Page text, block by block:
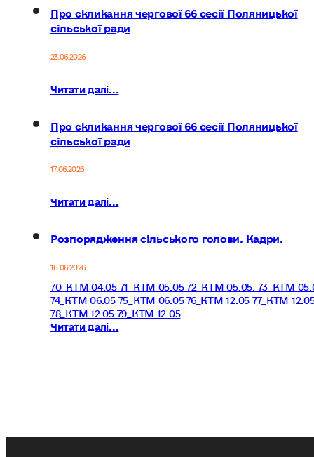
Про скликання чергової 66 сесії Поляницької
сільської ради
23.06.2026
Читати далі...
Про скликання чергової 66 сесії Поляницької
сільської ради
17.06.2026
Читати далі...
Розпорядження сільського голови. Кадри.
16.06.2026
70_КТМ 04.05 71_КТМ 05.05 72_КТМ 05.05. 73_КТМ
74_КТМ 06.05 75_КТМ 06.05 76_КТМ 12.05 77_КТМ
78_КТМ 12.05 79_КТМ 12.05
Читати далі...